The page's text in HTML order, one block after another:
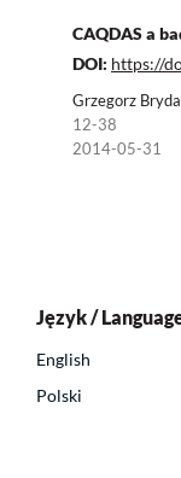
CAQDAS a
DOI: https://
Grzegorz Bryda
12-38
2014-05-31
Język /
English
Polski